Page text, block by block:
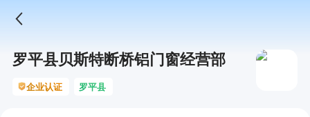
罗平县贝斯特断桥铝门窗经营部
企业认证 罗平县